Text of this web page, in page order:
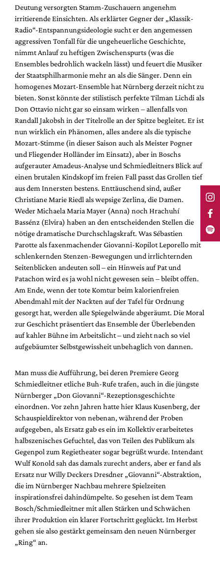
Deutung versorgten Stamm-Zuschauern angenehm
irritierende Einsichten. Als erklärter Gegner der „Klassik-
Radio“-Entspannungsideologie sucht er den angemessen
aggressiven Tonfall für die ungeheuerliche Geschichte,
nimmt Anlauf zu heftigen Zwischenspurts (was die
Ensembles bedrohlich wackeln lässt) und feuert die Musiker
der Staatsphilharmonie mehr an als die Sänger. Denn ein
homogenes Mozart-Ensemble hat Nürnberg derzeit nicht zu
bieten. Sonst könnte der stilistisch perfekte Tilman Lichdi als
Don Ottavio nicht gar so einsam wirken – allenfalls von
Randall Jakobsh in der Titelrolle an der Spitze begleitet. Er ist
nun wirklich ein Phänomen, alles andere als die typische
Mozart-Stimme (in dieser Saison auch als Meister Pogner
und Fliegender Holländer im Einsatz), aber in Boschs
aufgerauter Amadeus-Analyse und Schmiedleitners Blick auf
einen brutalen Kindskopf im freien Fall passt das Grollen tief
aus dem Innersten bestens. Enttäuschend sind, außer
Christiane Marie Riedl als wepsige Zerlina, die Damen.
Weder Michaela Maria Mayer (Anna) noch Hrachuhí
Bassénz (Elvira) haben an den entscheidenden Stellen die
nötige dramatische Durchschlagskraft. Was Sébastien
Parotte als faxenmachender Giovanni-Kopilot Leporello mit
schlenkernden Stenzen-Bewegungen und irrlichternden
Seitenblicken andeuten soll – ein Hinweis auf Pat und
Patachon wird es ja wohl nicht gewesen sein – bleibt offen.
Am Ende, wenn der tote Komtur beim kalorienfreien
Abendmahl mit der Nackten auf der Tafel für Ordnung
gesorgt hat, werden alle Spiegelwände abgeräumt. Die Moral
zur Geschicht präsentiert das Ensemble der Überlebenden
auf kahler Bühne im Arbeitslicht – und zieht nach so viel
aufgebäumter Selbstgewissheit unbehaglich von dannen.
Man muss die Aufführung, bei deren Premiere Georg
Schmiedleitner etliche Buh-Rufe trafen, auch in die jüngste
Nürnberger „Don Giovanni“-Rezeptionsgeschichte
einordnen. Vor zehn Jahren hatte hier Klaus Kusenberg, der
Schauspieldirektor von nebenan, während der Proben
aufgegeben, als Ersatz gab es ein im Kollektiv erarbeitetes
halbszenisches Gefuchtel, das von Teilen des Publikum als
Gegenpol zum Regietheater sogar begrüßt wurde. Intendant
Wulf Konold sah das damals zurecht anders, aber er fand als
Ersatz nur Willy Deckers Dresdner „Giovanni“-Abstraktion,
die im Nürnberger Nachbau mehrere Spielzeiten
inspirationsfrei dahindümpelte. So gesehen ist dem Team
Bosch/Schmiedleitner mit allen Stärken und Schwächen
ihrer Produktion ein klarer Fortschritt geglückt. Im Herbst
gehen sie also gestärkt gemeinsam den neuen Nürnberger
„Ring“ an.